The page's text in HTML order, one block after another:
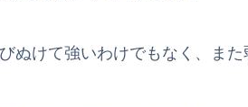
ぬけて強いわけでもなく、また